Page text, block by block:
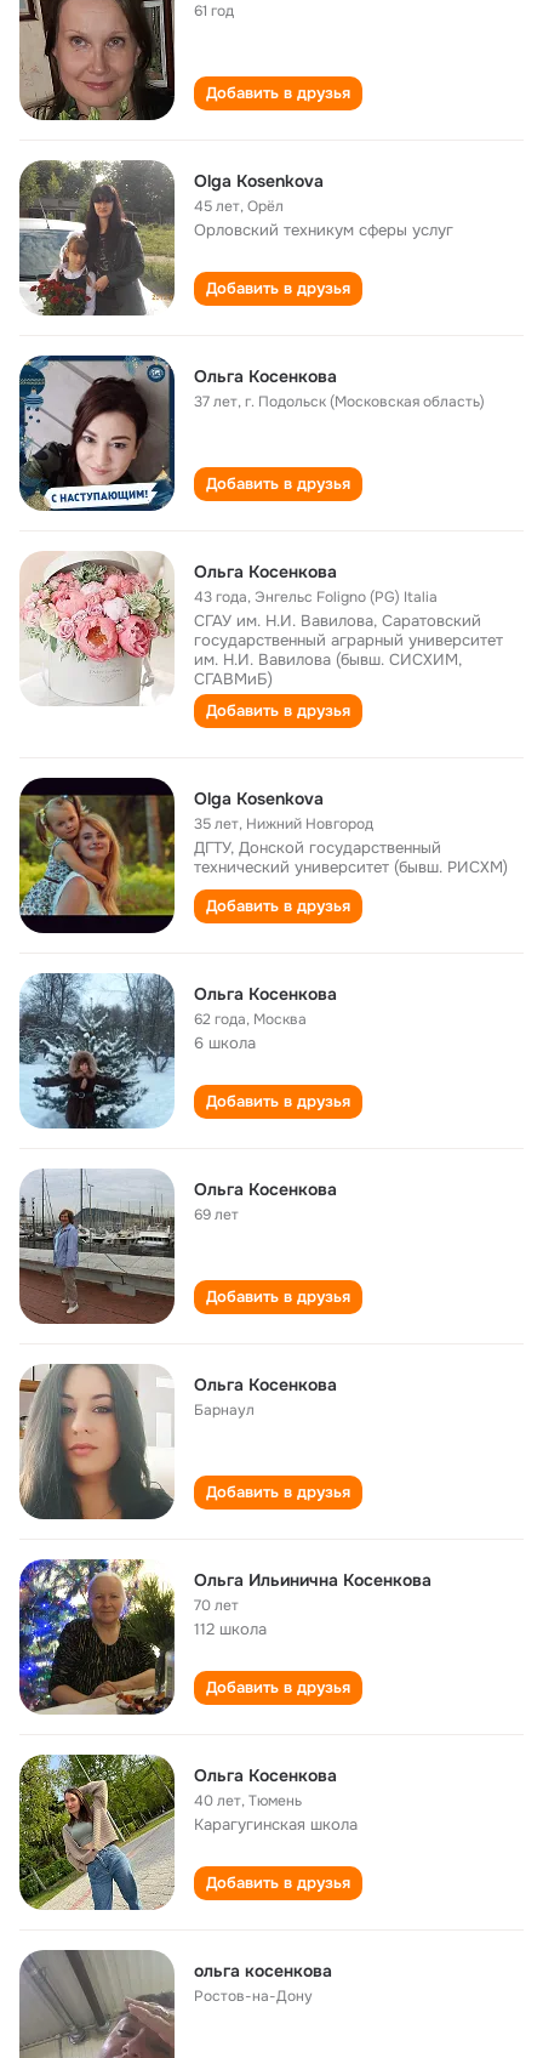
61 год
Добавить в друзья
Olga Kosenkova
45 лет,Орёл
Орловский техникум сферы услуг
Добавить в друзья
Ольга Косенкова
37 лет,г. Подольск (Московская область)
Добавить в друзья
Ольга Косенкова
43 года, Энгельс Foligno (PG) Italia
СГАУ им. Н.И. Вавилова, Саратовский
государственный аграрный университет
им. Н.И. Вавилова (бывш. СИСХИМ,
СГАВМиБ)
Добавить в друзья
Olga Kosenkova
35 лет, Нижний Новгород
ДГТУ, Донской государственный
технический университет (бывш. РИСХМ)
Добавить в друзья
Ольга Косенкова
62 года, Москва
6 школа
Добавить в друзья
Ольга Косенкова
69 лет
Добавить в друзья
Ольга Косенкова
Барнаул
Добавить в друзья
Ольга Ильинична Косенкова
70 лет
112 школа
Добавить в друзья
Ольга Косенкова
40 лет,Тюмень
Карагугинская школа
Добавить в друзья
ольга косенкова
Ростов-на-Дону